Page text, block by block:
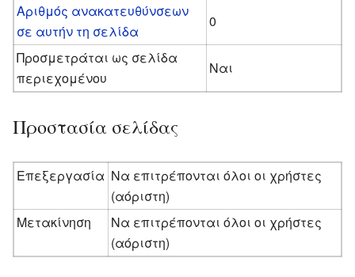
Αριθμός ανακατευθύνσεων
σε αυτήν τη σελίδα
0
Προσμετράται ως σελίδα
περιεχομένου
Ναι
Προστασία σελίδας
Επεξεργασία Να επιτρέπονται όλοι οι χρήστες
(αόριστη)
Μετακίνηση
Να επιτρέπονται όλοι οι χρήστες
(αόριστη)